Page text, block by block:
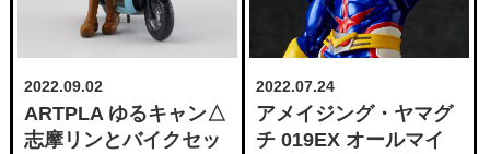
2022.09.02
ARTPLA ゆるキャン△
志摩リンとバイクセッ
2022.07.24
アメイジング・ヤマグ
チ 019EX オールマイ